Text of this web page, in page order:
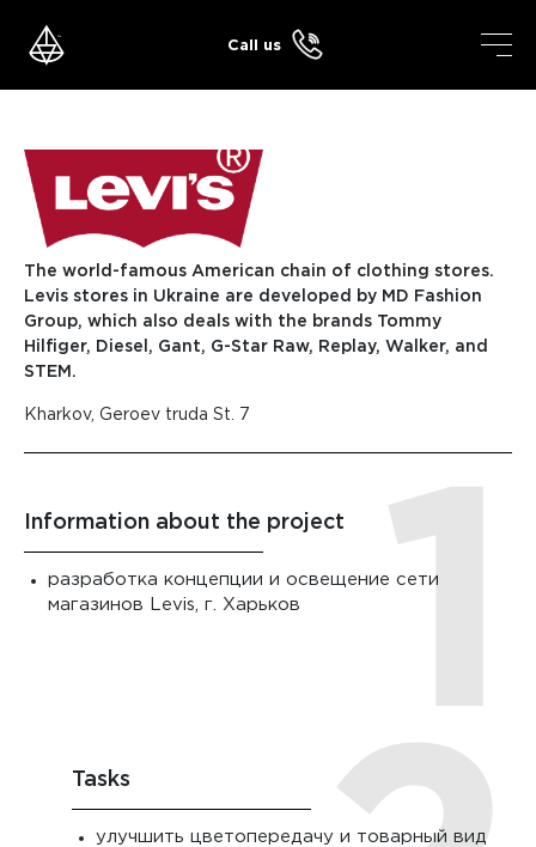
content
Call us
The world-famous American chain of clothing stores.
Levis stores in Ukraine are developed by MD Fashion
Group, which also deals with the brands Tommy
Hilfiger, Diesel, Gant, G-Star Raw, Replay, Walker, and
STEM.
Kharkov, Geroev truda St. 7
Information about the project
разработка концепции и освещение сети
магазинов Levis, г. Харьков
Tasks
улучшить цветопередачу и товарный вид